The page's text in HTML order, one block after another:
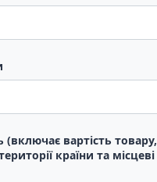
(включає вартість товару,
країни та місцеві